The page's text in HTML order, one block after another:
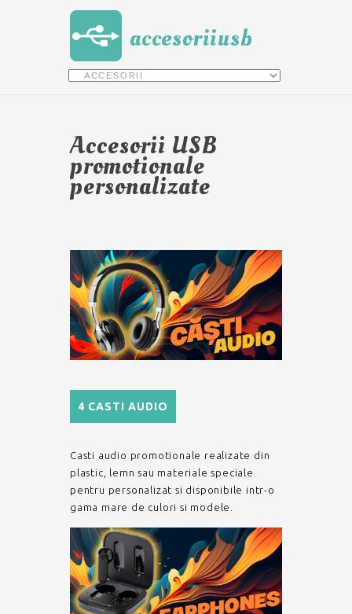
accesoriiusb
Accesorii USB
promotionale
personalizate
4 CASTI AUDIO
Casti audio promotionale realizate din
plastic, lemn sau materiale speciale
pentru personalizat si disponibile intr-o
gama mare de culori si modele.